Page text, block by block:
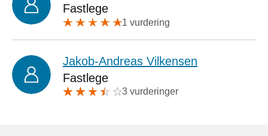
Fastlege
1 vurdering
Jakob-Andreas Vilkensen
Fastlege
3 vurderinger